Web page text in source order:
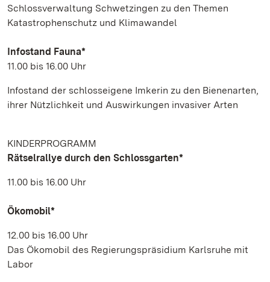
Schlossverwaltung Schwetzingen zu den Themen
Katastrophenschutz und Klimawandel
Infostand Fauna*
11.00 bis 16.00 Uhr
Infostand der schlosseigene Imkerin zu den Bienenarten,
ihrer Nützlichkeit und Auswirkungen invasiver Arten
KINDERPROGRAMM
Rätselrallye durch den Schlossgarten*
11.00 bis 16.00 Uhr
Ökomobil*
12.00 bis 16.00 Uhr
Das Ökomobil des Regierungspräsidium Karlsruhe mit
Labor